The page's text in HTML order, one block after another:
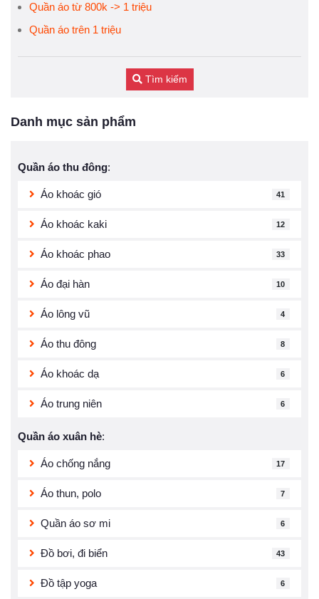
Quần áo từ 800k -> 1 triệu
Quần áo trên 1 triệu
Tìm kiếm
Danh mục sản phẩm
Quần áo thu đông:
Áo khoác gió 41
Áo khoác kaki 12
Áo khoác phao 33
Áo đại hàn 10
Áo lông vũ 4
Áo thu đông 8
Áo khoác dạ 6
Áo trung niên 6
Quần áo xuân hè:
Áo chống nắng 17
Áo thun, polo 7
Quần áo sơ mi 6
Đồ bơi, đi biển 43
Đồ tập yoga 6